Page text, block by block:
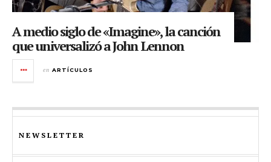
A medio siglo de «Imagine», la canción
que universalizó a John Lennon
en ARTÍCULOS
NEWSLETTER